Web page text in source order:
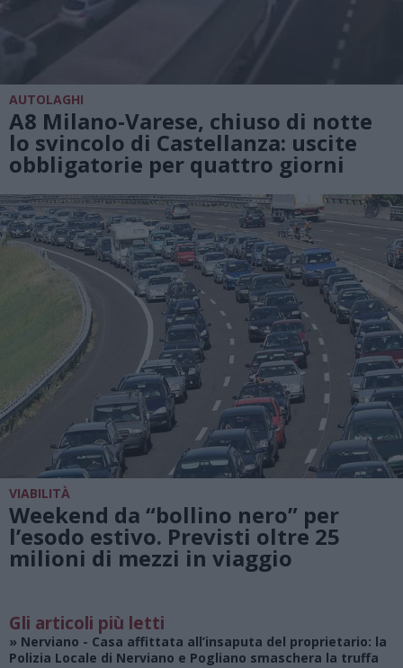
AUTOLAGHI
A8 Milano-Varese, chiuso di notte
lo svincolo di Castellanza: uscite
obbligatorie per quattro giorni
VIABILITÀ
Weekend da “bollino nero” per
l’esodo estivo. Previsti oltre 25
milioni di mezzi in viaggio
Gli articoli più letti
» Nerviano - Casa affittata all’insaputa del proprietario: la
Polizia Locale di Nerviano e Pogliano smaschera la truffa